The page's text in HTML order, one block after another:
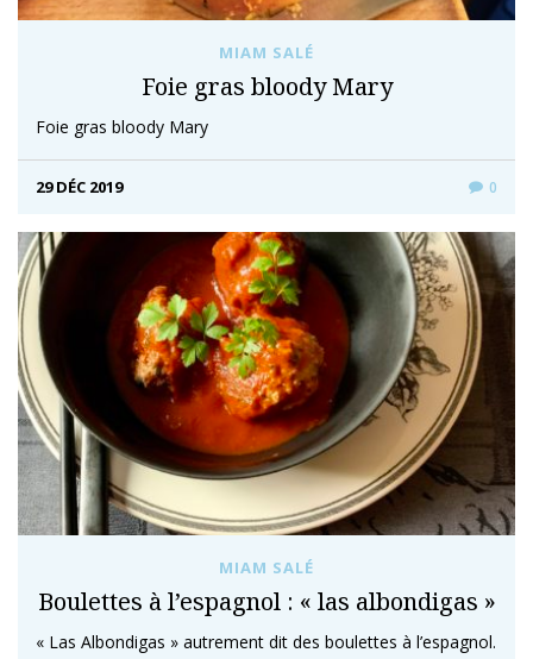
MIAM SALÉ
Foie gras bloody Mary
Foie gras bloody Mary
29 DÉC 2019 0
MIAM SALÉ
Boulettes à l’espagnol : « las albondigas »
« Las Albondigas » autrement dit des boulettes à l’espagnol.